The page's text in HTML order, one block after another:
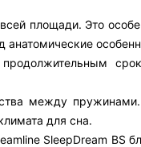
площади. Это
продолжительным
между
для сна.
SleepDream BS